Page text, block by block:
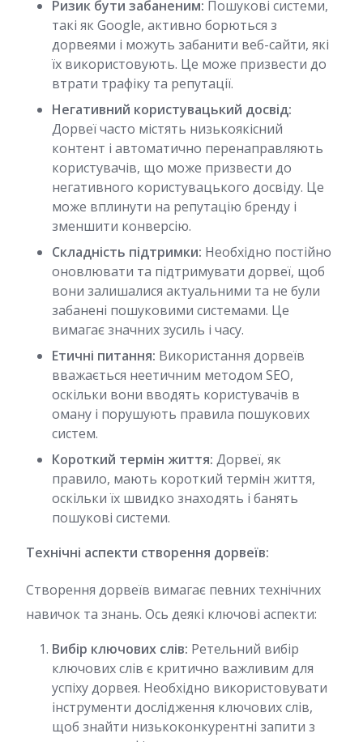
Ризик бути забаненим: Пошукові системи,
такі як Google, активно борються з
дорвеями і можуть забанити веб-сайти, які
їх використовують. Це може призвести до
втрати трафіку та репутації.
Негативний користувацький досвід:
Дорвеї часто містять низькоякісний
контент і автоматично перенаправляють
користувачів, що може призвести до
негативного користувацького досвіду. Це
може вплинути на репутацію бренду і
зменшити конверсію.
Складність підтримки: Необхідно постійно
оновлювати та підтримувати дорвеї, щоб
вони залишалися актуальними та не були
забанені пошуковими системами. Це
вимагає значних зусиль і часу.
Етичні питання: Використання дорвеїв
вважається неетичним методом SEO,
оскільки вони вводять користувачів в
оману і порушують правила пошукових
систем.
Короткий термін життя: Дорвеї, як
правило, мають короткий термін життя,
оскільки їх швидко знаходять і банять
пошукові системи.
Технічні аспекти створення дорвеїв:
Створення дорвеїв вимагає певних технічних
навичок та знань. Ось деякі ключові аспекти:
Вибір ключових слів: Ретельний вибір
ключових слів є критично важливим для
успіху дорвея. Необхідно використовувати
інструменти дослідження ключових слів,
щоб знайти низькоконкурентні запити з